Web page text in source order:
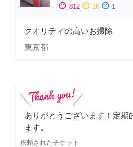
sentiment_satisfied 812 sentiment_neutral 16 sentiment_dissatisfied 1
クオリティの高いお掃除
東京都
ありがとうございます！定期
ます。
依頼されたチケット